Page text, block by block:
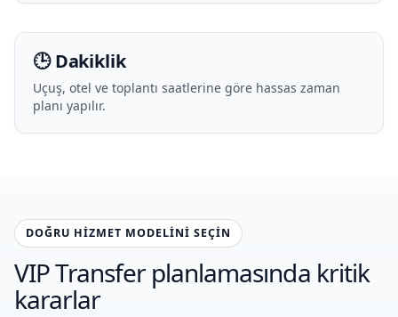
🕒 Dakiklik
Uçuş, otel ve toplantı saatlerine göre hassas zaman
planı yapılır.
DOĞRU HIZMET MODELINI SEÇIN
VIP Transfer planlamasında kritik
kararlar